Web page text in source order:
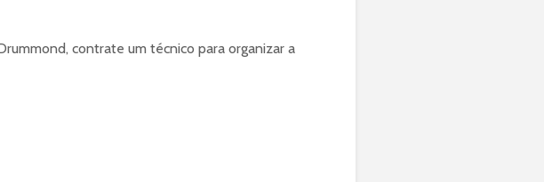
contrate um técnico para organizar a